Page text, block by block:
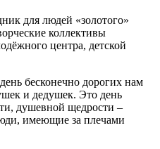
для людей «золотого»
коллективы
центра, детской
бесконечно дорогих нам
и дедушек. Это день
душевной щедрости –
имеющие за плечами